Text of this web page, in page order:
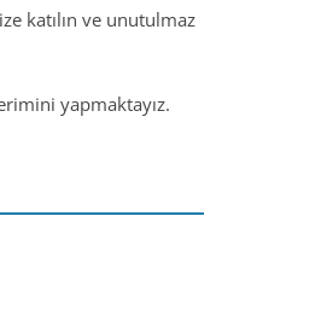
katılın ve unutulmaz
yapmaktayız.